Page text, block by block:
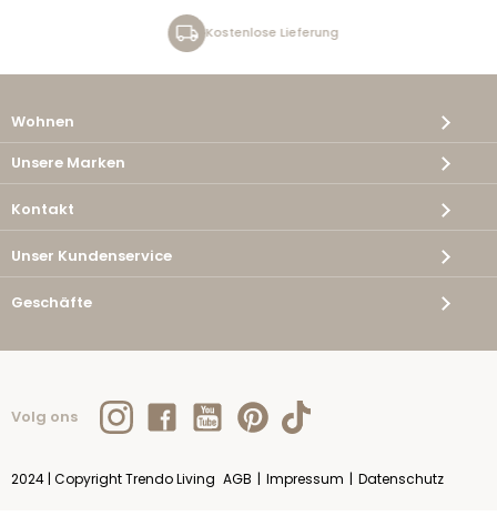
Kostenlose Lieferung
Wohnen
Unsere Marken
Kontakt
Unser Kundenservice
Geschäfte
Volg ons
2024 | Copyright Trendo Living AGB | Impressum | Datenschutz